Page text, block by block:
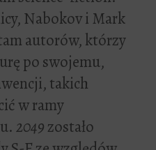
Nabokov i Mark
autorów, którzy
po swojemu,
takich
w ramy
2049zostało